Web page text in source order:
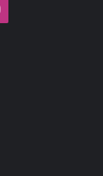
Instagram